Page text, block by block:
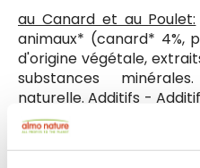
au Canard et au Poulet:
animaux* (canard* 4%,
d'origine végétale,
substances
naturelle. Additifs -
(3a700) 27 mg/kg,
taurine (3a370) 324,2
(sulfate de cuivre(II)